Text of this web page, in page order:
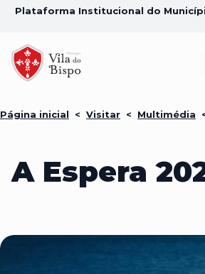
Plataforma Institucional do
Página inicial < Visitar < Multimédia
A Espera